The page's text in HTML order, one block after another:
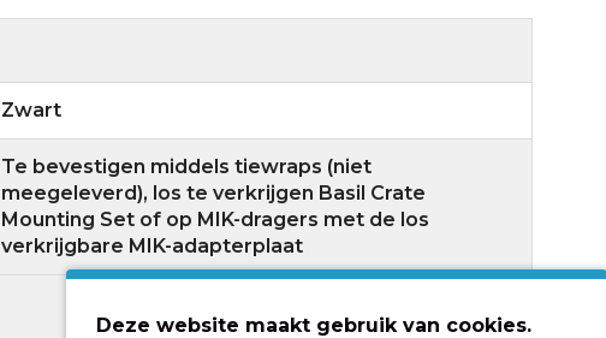
Zwart
Te bevestigen middels tiewraps (niet
meegeleverd), los te verkrijgen Basil Crate
Mounting Set of op MIK-dragers met de los
verkrijgbare MIK-adapterplaat
Deze website maakt gebruik van cookies.